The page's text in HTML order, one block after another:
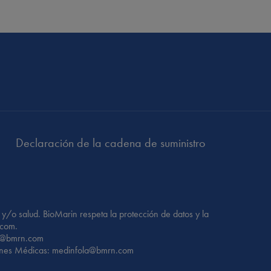
Declaración de la cadena de suministro
o salud. BioMarin respeta la protección de datos y la
Médicas: medinfola@bmrn.com